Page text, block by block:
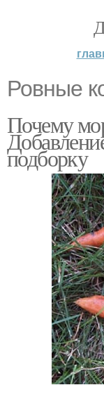
Ровные
Почему
подборку